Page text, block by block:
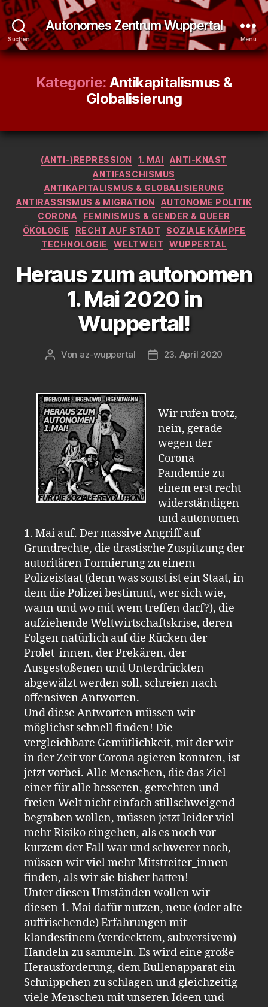
Suchen
Autonomes Zentrum Wuppertal
Menü
Kategorie: Antikapitalismus &
Globalisierung
Kategorien
(ANTI-)REPRESSION 1. MAI
ANTI-KNAST
ANTIFASCHISMUS
ANTIKAPITALISMUS & GLOBALISIERUNG
ANTIRASSISMUS & MIGRATION
AUTONOME POLITIK
CORONA
FEMINISMUS & GENDER & QUEER
ÖKOLOGIE
RECHT AUF STADT
SOZIALE KÄMPFE
TECHNOLOGIE
WELTWEIT WUPPERTAL
Heraus zum autonomen
1. Mai 2020 in
Wuppertal!
Beitragsautor
Von az-wuppertal Veröffentlichungsdatum
23. April 2020
Wir rufen trotz,
nein, gerade
wegen der
Corona-
Pandemie zu
einem erst recht
widerständigen
und autonomen
1. Mai auf. Der massive Angriff auf
Grundrechte, die drastische Zuspitzung der
autoritären Formierung zu einem
Polizeistaat (denn was sonst ist ein Staat, in
dem die Polizei bestimmt, wer sich wie,
wann und wo mit wem treffen darf?), die
aufziehende Weltwirtschaftskrise, deren
Folgen natürlich auf die Rücken der
Prolet_innen, der Prekären, der
Ausgestoßenen und Unterdrückten
abgewälzt werden soll, schreien nach
offensiven Antworten.
Und diese Antworten müssen wir
möglichst schnell finden! Die
vergleichbare Gemütlichkeit, mit der wir
in der Zeit vor Corona agieren konnten, ist
jetzt vorbei. Alle Menschen, die das Ziel
einer für alle besseren, gerechten und
freien Welt nicht einfach stillschweigend
begraben wollen, müssen jetzt leider viel
mehr Risiko eingehen, als es noch vor
kurzem der Fall war und schwerer noch,
müssen wir viel mehr Mitstreiter_innen
finden, als wir sie bisher hatten!
Unter diesen Umständen wollen wir
diesen 1. Mai dafür nutzen, neue (oder alte
auffrischende) Erfahrungen mit
klandestinem (verdecktem, subversivem)
Handeln zu sammeln. Es wird eine große
Herausforderung, dem Bullenapparat ein
Schnippchen zu schlagen und gleichzeitig
viele Menschen mit unseren Ideen und